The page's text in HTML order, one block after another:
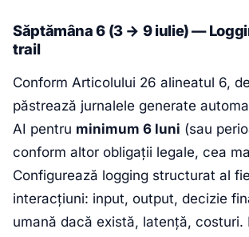
Săptămâna 6 (3 → 9 iulie) —
trail
Conform Articolului 26 alineatul 6,
păstrează jurnalele generate
AI pentru minimum 6 luni (sau
conform altor obligații legale, cea
Configurează logging structurat al
interacțiuni: input, output, decizie
umană dacă există, latență, costuri.